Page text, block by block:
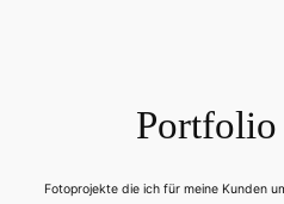
Portfolio
Fotoprojekte die ich für meine Kunden